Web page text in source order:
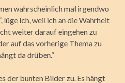
wahrscheinlich mal irgendwo
lüge ich, weil ich an die Wahrheit
weiter darauf eingehen zu
auf das vorherige Thema zu
da drüben.“
der bunten Bilder zu. Es hängt